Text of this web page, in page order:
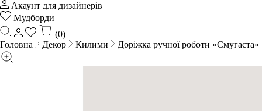
Акаунт для дизайнерів
Мудборди
(0)
Головна
Декор Килими Доріжка ручної роботи «Смугаста»